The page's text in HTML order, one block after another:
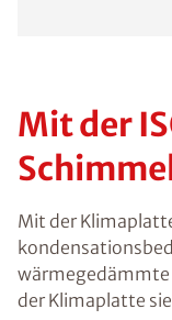
Mit der
Mit der
wärmegedämmte
der Klimaplatte